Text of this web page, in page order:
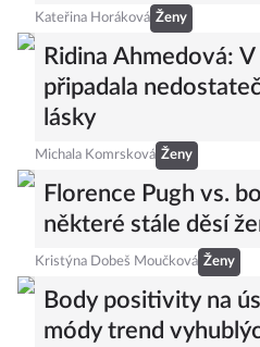
Kateřina Horáková Ženy
Ridina Ahmedová:
připadala
lásky
Michala Komrsková Ženy
Florence Pugh vs.
některé stále děsí
Kristýna Dobeš Moučková Ženy
Body positivity na
módy trend